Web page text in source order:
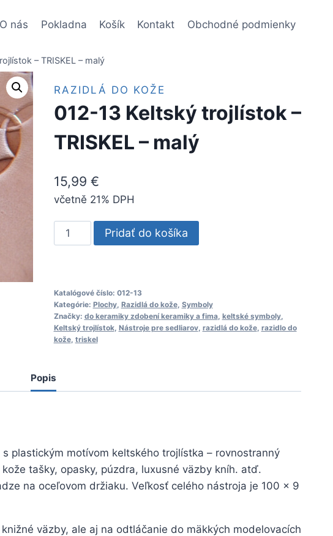
O nás Pokladna Košík Kontakt Obchodné podmienky
– TRISKEL – malý
RAZIDLÁ DO KOŽE
012-13 Keltský trojlístok –
TRISKEL – malý
15,99 €
včetně 21% DPH
množstvo
012-
trojlístok
-
TRISKEL
-
Pridať do košíka
Katalógové číslo: 012-13
Kategórie: Plochy, Razidlá do kože, Symboly
Značky: do keramiky zdobení keramiky a fima, keltské symboly,
Keltský trojlístok, Nástroje pre sedliarov, razidlá do kože, razidlo do
kože, triskel
Popis
s plastickým motívom keltského trojlístka – rovnostranný
tašky, opasky, púzdra, luxusné väzby kníh. atď.
na oceľovom držiaku. Veľkosť celého nástroja je 100 x 9
väzby, ale aj na odtláčanie do mäkkých modelovacích